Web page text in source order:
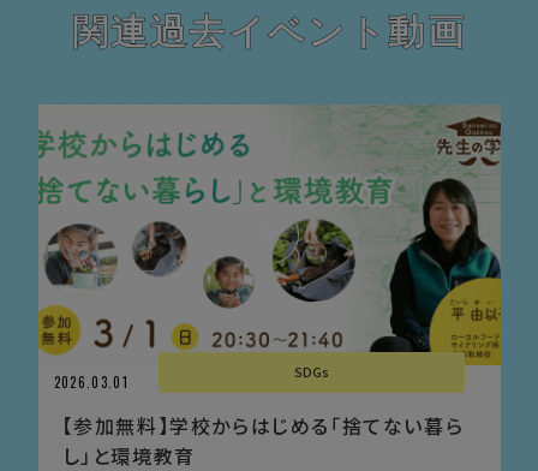
関連過去イベント動画
2026.03.01
SDGs
【参加無料】学校からはじめる「捨てない暮ら
し」と環境教育